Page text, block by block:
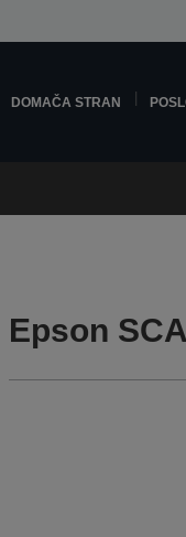
DOMAČA STRAN
Epson